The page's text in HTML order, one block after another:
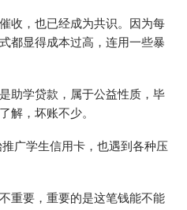
收，也已经成为共识。因为每
都显得成本过高，连用一些暴
助学贷款，属于公益性质，毕
解，坏账不少。
广学生信用卡，也遇到各种压
重要，重要的是这笔钱能不能